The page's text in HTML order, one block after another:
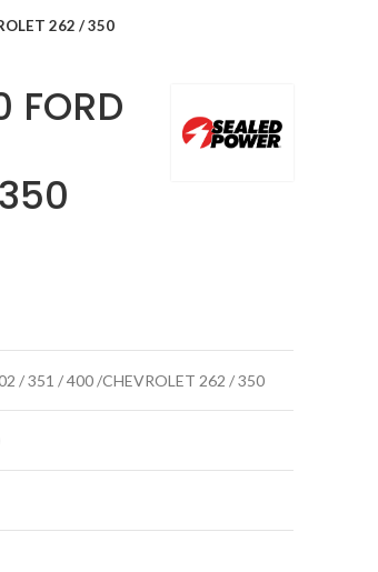
262 / 350
FORD
/ 351 / 400 /CHEVROLET 262 / 350